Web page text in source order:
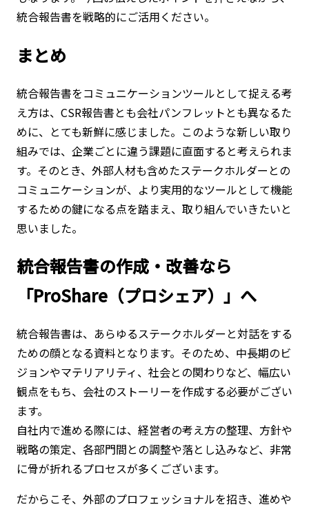
統合報告書を戦略的にご活用ください。
まとめ
統合報告書をコミュニケーションツールとして捉える考
え方は、CSR報告書とも会社パンフレットとも異なるた
めに、とても新鮮に感じました。このような新しい取り
組みでは、企業ごとに違う課題に直面すると考えられま
す。そのとき、外部人材も含めたステークホルダーとの
コミュニケーションが、より実用的なツールとして機能
するための鍵になる点を踏まえ、取り組んでいきたいと
思いました。
統合報告書の作成・改善なら
「ProShare（プロシェア）」へ
統合報告書は、あらゆるステークホルダーと対話をする
ための顔となる資料となります。そのため、中長期のビ
ジョンやマテリアリティ、社会との関わりなど、幅広い
観点をもち、会社のストーリーを作成する必要がござい
ます。
自社内で進める際には、経営者の考え方の整理、方針や
戦略の策定、各部門間との調整や落とし込みなど、非常
に骨が折れるプロセスが多くございます。
だからこそ、外部のプロフェッショナルを招き、進めや